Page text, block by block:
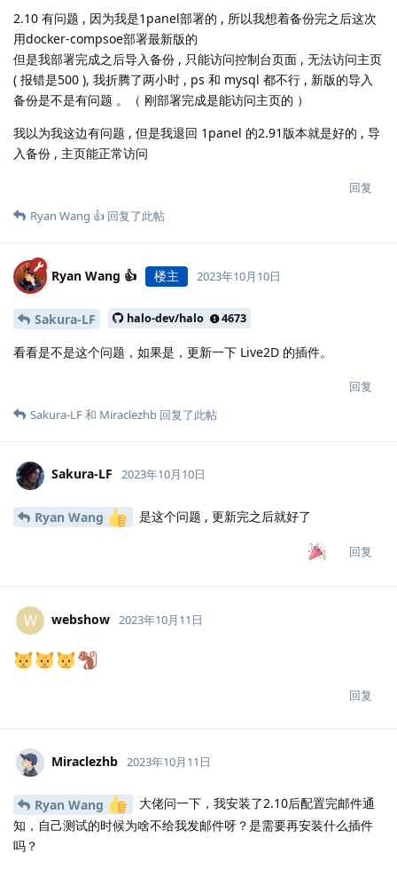
2.10 有问题 , 因为我是1panel部署的 , 所以我想着备份完之后这次
用docker-compsoe部署最新版的
但是我部署完成之后导入备份 , 只能访问控制台页面 , 无法访问主页
( 报错是500 ), 我折腾了两小时 , ps 和 mysql 都不行 , 新版的导入
备份是不是有问题 。（ 刚部署完成是能访问主页的 ）
我以为我这边有问题 , 但是我退回 1panel 的2.91版本就是好的 , 导
入备份 , 主页能正常访问
回复
Ryan Wang 👍 回复了此帖
Ryan Wang 👍 楼主 2023年10月10日
Sakura-LF halo-dev/halo 4673
看看是不是这个问题，如果是，更新一下 Live2D 的插件。
回复
Sakura-LF和 Miraclezhb 回复了此帖
Sakura-LF 2023年10月10日
Ryan Wang 是这个问题 , 更新完之后就好了
回复
W webshow 2023年10月11日
回复
Miraclezhb 2023年10月11日
Ryan Wang
大佬问一下，我安装了2.10后配置完邮件通
知，自己测试的时候为啥不给我发邮件呀？是需要再安装什么插件
吗？